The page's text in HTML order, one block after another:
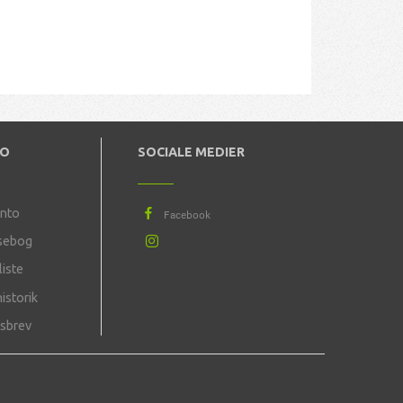
SOCIALE MEDIER